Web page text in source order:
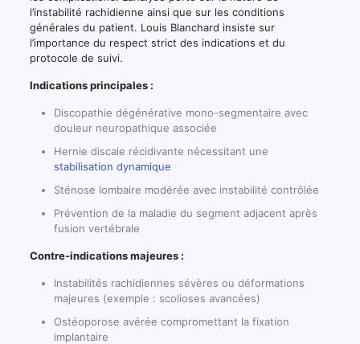
l’instabilité rachidienne ainsi que sur les conditions
générales du patient. Louis Blanchard insiste sur
l’importance du respect strict des indications et du
protocole de suivi.
Indications principales :
Discopathie dégénérative mono-segmentaire avec
douleur neuropathique associée
Hernie discale récidivante nécessitant une
stabilisation dynamique
Sténose lombaire modérée avec instabilité contrôlée
Prévention de la maladie du segment adjacent après
fusion vertébrale
Contre-indications majeures :
Instabilités rachidiennes sévères ou déformations
majeures (exemple : scolioses avancées)
Ostéoporose avérée compromettant la fixation
implantaire